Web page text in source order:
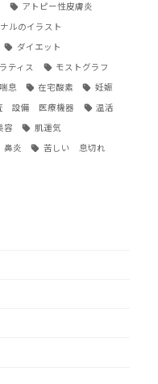
アトピー性皮膚炎
ルのイラスト
ダイエット
ティス モストグラフ
喘息 在宅酸素 妊娠
設備 医療機器 温活
容 肌運気
炎 苦しい 息切れ